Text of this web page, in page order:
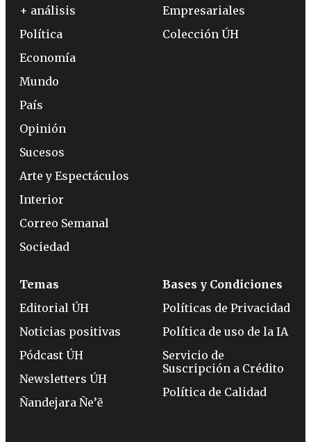
+ análisis
Política
Economía
Mundo
País
Opinión
Sucesos
Arte y Espectáculos
Interior
Correo Semanal
Sociedad
Empresariales
Colección ÚH
Temas
Editorial ÚH
Noticias positivas
Pódcast ÚH
Newsletters ÚH
Ñandejara Ñe’ẽ
Bases y Condiciones
Políticas de Privacidad
Política de uso de la IA
Servicio de
Suscripción a Crédito
Política de Calidad